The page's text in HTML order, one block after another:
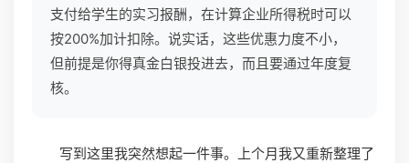
支付给学生的实习报酬，在计算企业所得税时可以
按200%加计扣除。说实话，这些优惠力度不小，
但前提是你得真金白银投进去，而且要通过年度复
核。
写到这里我突然想起一件事。上个月我又重新整理了